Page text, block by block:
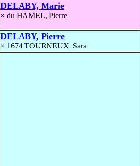
DELABY, Marie
× du HAMEL, Pierre
DELABY, Pierre
× 1674 TOURNEUX, Sara